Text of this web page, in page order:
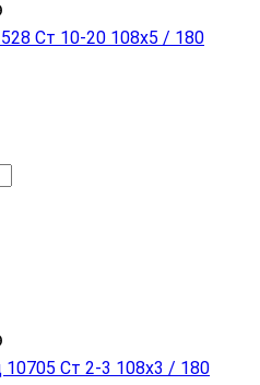
Ст 10-20 108x5 / 180
Ст 2-3 108x3 / 180